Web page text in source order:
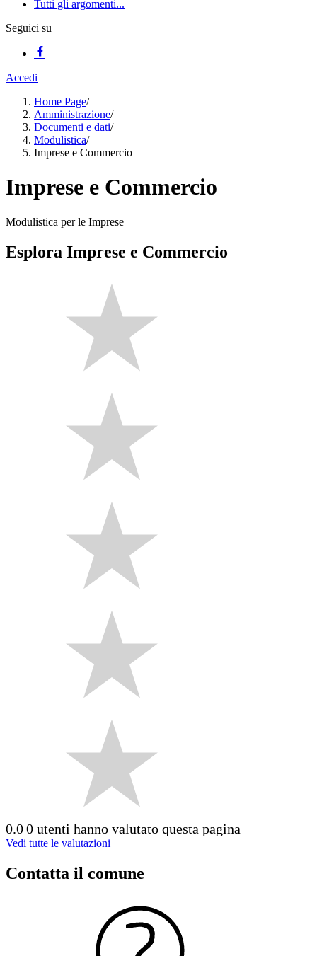
Tutti gli argomenti...
Seguici su
Accedi
Home Page/
Amministrazione/
Documenti e dati/
Modulistica/
Imprese e Commercio
Imprese e Commercio
Modulistica per le Imprese
Esplora Imprese e Commercio
0.00 utenti hanno valutato questa pagina
Vedi tutte le valutazioni
Contatta il comune